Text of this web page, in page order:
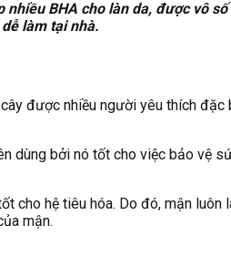
BHA cho làn da, được vô
làm tại nhà.
được nhiều người yêu thích đặc
dùng bởi nó tốt cho việc bảo vệ
cho hệ tiêu hóa. Do đó, mận luôn
mận.